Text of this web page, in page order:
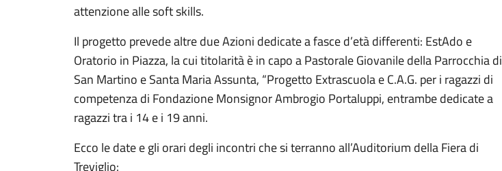
attenzione alle soft skills.
Il progetto prevede altre due Azioni dedicate a fasce d’età differenti: EstAdo e
Oratorio in Piazza, la cui titolarità è in capo a Pastorale Giovanile della Parrocchia di
San Martino e Santa Maria Assunta, “Progetto Extrascuola e C.A.G. per i ragazzi di
competenza di Fondazione Monsignor Ambrogio Portaluppi, entrambe dedicate a
ragazzi tra i 14 e i 19 anni.
Ecco le date e gli orari degli incontri che si terranno all’Auditorium della Fiera di
Treviglio: